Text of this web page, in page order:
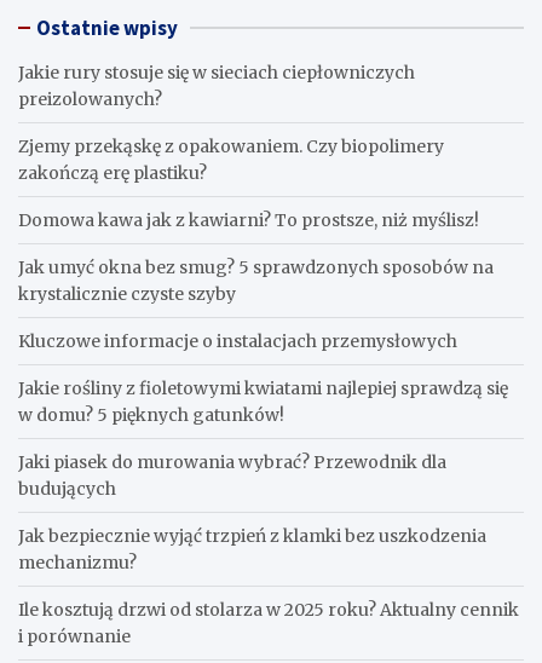
Ostatnie wpisy
Jakie rury stosuje się w sieciach ciepłowniczych
preizolowanych?
Zjemy przekąskę z opakowaniem. Czy biopolimery
zakończą erę plastiku?
​Domowa kawa jak z kawiarni? To prostsze, niż myślisz!
Jak umyć okna bez smug? 5 sprawdzonych sposobów na
krystalicznie czyste szyby
Kluczowe informacje o instalacjach przemysłowych
Jakie rośliny z fioletowymi kwiatami najlepiej sprawdzą się
w domu? 5 pięknych gatunków!
Jaki piasek do murowania wybrać? Przewodnik dla
budujących
Jak bezpiecznie wyjąć trzpień z klamki bez uszkodzenia
mechanizmu?
Ile kosztują drzwi od stolarza w 2025 roku? Aktualny cennik
i porównanie